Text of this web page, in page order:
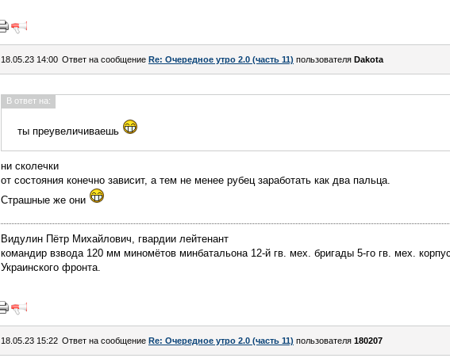
18.05.23 14:00 Ответ на сообщение Re: Очередное утро 2.0 (часть 11) пользователя Dаkota
В ответ на:
ты преувеличиваешь
ни сколечки
от состояния конечно зависит, а тем не менее рубец заработать как два пальца.
Страшные же они
Видулин Пётр Михайлович, гвардии лейтенант
командир взвода 120 мм миномётов минбатальона 12-й гв. мех. бригады 5-го гв. мех.
Украинского фронта.
18.05.23 15:22 Ответ на сообщение Re: Очередное утро 2.0 (часть 11) пользователя 180207